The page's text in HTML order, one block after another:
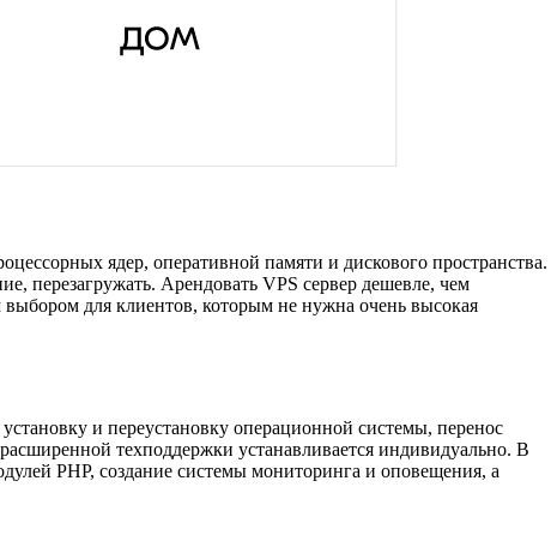
ядер, оперативной памяти и дискового пространства.
перезагружать. Арендовать VPS сервер дешевле, чем
для клиентов, которым не нужна очень высокая
и переустановку операционной системы, перенос
техподдержки устанавливается индивидуально. В
PHP, создание системы мониторинга и оповещения, а